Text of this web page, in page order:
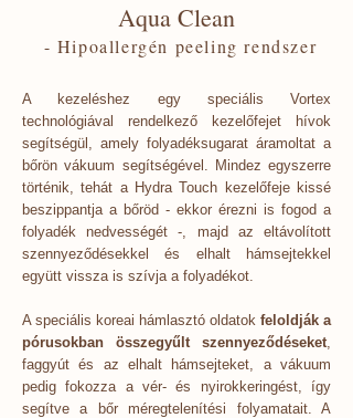
Aqua Clean
- Hipoallergén peeling rendszer
A kezeléshez egy speciális Vortex
technológiával rendelkező kezelőfejet hívok
segítségül, amely folyadéksugarat áramoltat a
bőrön vákuum segítségével. Mindez egyszerre
történik, tehát a Hydra Touch kezelőfeje kissé
beszippantja a bőröd - ekkor érezni is fogod a
folyadék nedvességét -, majd az eltávolított
szennyeződésekkel és elhalt hámsejtekkel
együtt vissza is szívja a folyadékot.
A speciális koreai hámlasztó oldatok feloldják a
pórusokban összegyűlt szennyeződéseket,
faggyút és az elhalt hámsejteket, a vákuum
pedig fokozza a vér- és nyirokkeringést, így
segítve a bőr méregtelenítési folyamatait. A